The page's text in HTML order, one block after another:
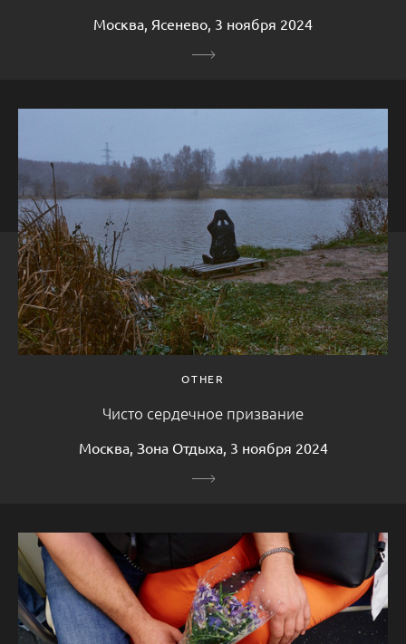
Москва, Ясенево, 3 ноября 2024
OTHER
Чисто сердечное призвание
Москва, Зона Отдыха, 3 ноября 2024